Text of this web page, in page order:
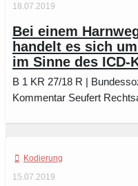
18.07.2019
Bei einem
handelt es sich
im Sinne des ICD-
B 1 KR 27/18 R |
Kommentar Seufert
Kodierung
15.07.2019